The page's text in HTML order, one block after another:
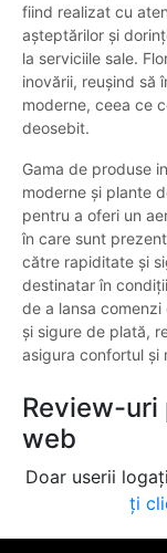
fiind realizat cu
așteptărilor și
la serviciile sale.
inovării, reușind să
moderne, ceea ce
deosebit.
Gama de produse
moderne și plante
pentru a oferi un
în care sunt
către rapiditate și
destinatar în
de a lansa
și sigure de plată,
asigura confortul și
Review-
web
Doar userii
ți